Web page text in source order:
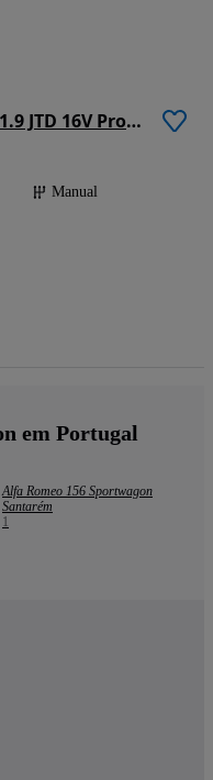
Alfa Romeo 156 Sportwagon 1.9 JTD 16V Progression
Manual
em Portugal
Alfa Romeo 156 Sportwagon
Santarém
1